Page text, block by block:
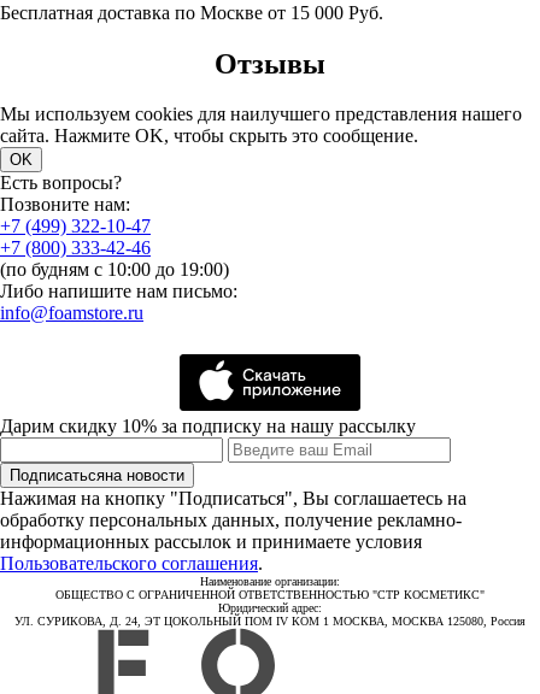
Бесплатная доставка по Москве от 15 000 Руб.
Отзывы
Мы используем cookies для наилучшего представления нашего
сайта. Нажмите OK, чтобы скрыть это сообщение.
OK
Есть вопросы?
Позвоните нам:
+7 (499) 322-10-47
+7 (800) 333-42-46
(по будням с 10:00 до 19:00)
Либо напишите нам письмо:
info@foamstore.ru
Дарим скидку 10% за подписку на нашу рассылку
Подписатьсяна новости
Нажимая на кнопку "Подписаться", Вы соглашаетесь на
обработку персональных данных, получение рекламно-
информационных рассылок и принимаете условия
Пользовательского соглашения.
Наименование организации:
ОБЩЕСТВО С ОГРАНИЧЕННОЙ ОТВЕТСТВЕННОСТЬЮ "СТР КОСМЕТИКС"
Юридический адрес:
УЛ. СУРИКОВА, Д. 24, ЭТ ЦОКОЛЬНЫЙ ПОМ IV КОМ 1 МОСКВА, МОСКВА 125080, Россия